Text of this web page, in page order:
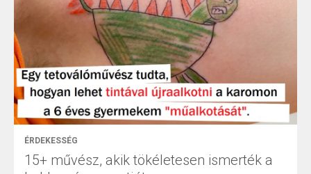
ÉRDEKESSÉG
15+ művész, akik tökéletesen ismerték a